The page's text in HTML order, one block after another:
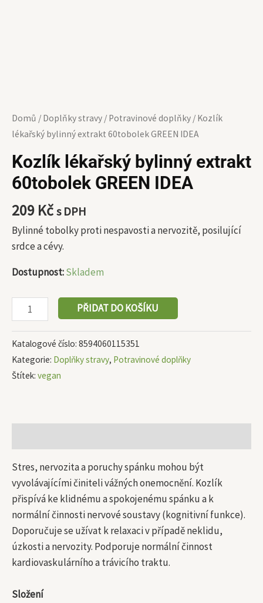
Domů / Doplňky stravy / Potravinové doplňky / Kozlík
lékařský bylinný extrakt 60tobolek GREEN IDEA
Kozlík lékařský bylinný extrakt
60tobolek GREEN IDEA
209 Kčs DPH
Bylinné tobolky proti nespavosti a nervozitě, posilující
srdce a cévy.
Dostupnost:Skladem
PŘIDAT DO KOŠÍKU
Katalogové číslo: 8594060115351
Kategorie: Doplňky stravy, Potravinové doplňky
Štítek: vegan
Stres, nervozita a poruchy spánku mohou být
vyvolávajícími činiteli vážných onemocnění. Kozlík
přispívá ke klidnému a spokojenému spánku a k
normální činnosti nervové soustavy (kognitivní funkce).
Doporučuje se užívat k relaxaci v případě neklidu,
úzkosti a nervozity. Podporuje normální činnost
kardiovaskulárního a trávicího traktu.
Složení